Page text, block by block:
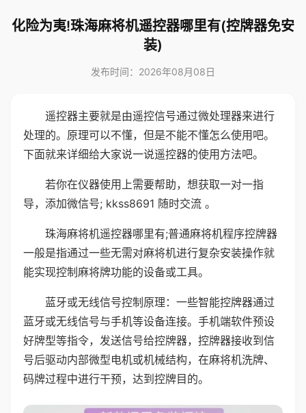
化险为夷!珠海麻将机遥控器哪里有(控牌器免安
装)
发布时间：2026年08月08日
遥控器主要就是由遥控信号通过微处理器来进行
处理的。原理可以不懂，但是不能不懂怎么使用吧。
下面就来详细给大家说一说遥控器的使用方法吧。
若你在仪器使用上需要帮助，想获取一对一指
导，添加微信号; kkss8691 随时交流 。
珠海麻将机遥控器哪里有;普通麻将机程序控牌器
一般是指通过一些无需对麻将机进行复杂安装操作就
能实现控制麻将牌功能的设备或工具。
蓝牙或无线信号控制原理：一些智能控牌器通过
蓝牙或无线信号与手机等设备连接。手机端软件预设
好牌型等指令，发送信号给控牌器，控牌器接收到信
号后驱动内部微型电机或机械结构，在麻将机洗牌、
码牌过程中进行干预，达到控牌目的。